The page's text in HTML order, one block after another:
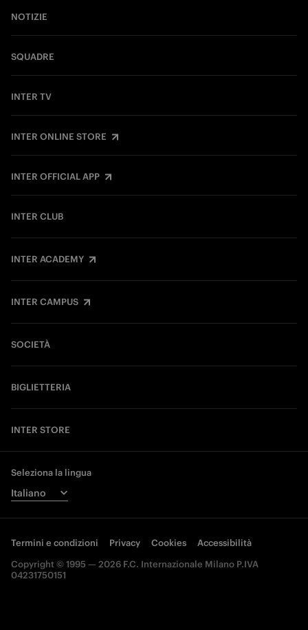
NOTIZIE
SQUADRE
INTER TV
INTER ONLINE STORE
INTER OFFICIAL APP
INTER CLUB
INTER ACADEMY
INTER CAMPUS
SOCIETÀ
BIGLIETTERIA
INTER STORE
Seleziona la lingua
Termini e condizioni Privacy Cookies
Accessibilità
Copyright © 1995 — 2026 F.C. Internazionale Milano P.IVA
04231750151